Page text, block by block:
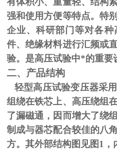
强和使用方便等特点。特
企业、科研部门等对各
件、绝缘材料进行汇频或
验。是高压试验中*的重要
二、产品结构
轻型高压试验变压器采
组绕在铁芯上、高压绕组
了漏磁通，因而增大了绕
制成与器芯配合较佳的八
方。其外部结构图见图1